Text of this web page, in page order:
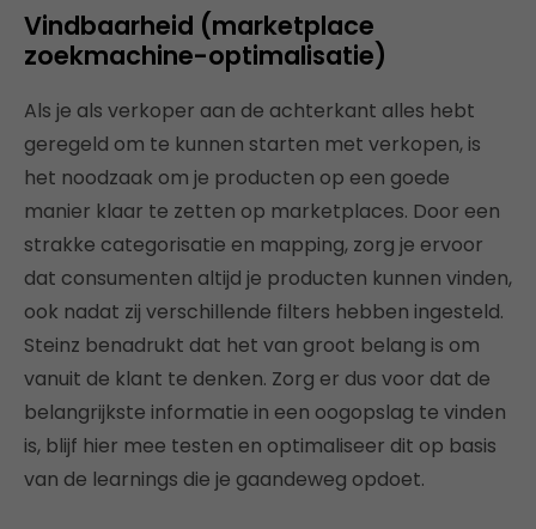
Vindbaarheid (marketplace
zoekmachine-optimalisatie)
Als je als verkoper aan de achterkant alles hebt
geregeld om te kunnen starten met verkopen, is
het noodzaak om je producten op een goede
manier klaar te zetten op marketplaces. Door een
strakke categorisatie en mapping, zorg je ervoor
dat consumenten altijd je producten kunnen vinden,
ook nadat zij verschillende filters hebben ingesteld.
Steinz benadrukt dat het van groot belang is om
vanuit de klant te denken. Zorg er dus voor dat de
belangrijkste informatie in een oogopslag te vinden
is, blijf hier mee testen en optimaliseer dit op basis
van de learnings die je gaandeweg opdoet.